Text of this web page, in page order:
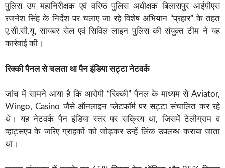
पुलिस उप महानिरीक्षक एवं वरिष्ठ पुलिस अधीक्षक बिलासपुर आईपीएस
रजनेश सिंह के निर्देश पर चलाए जा रहे विशेष अभियान “प्रहार” के तहत
ए.सी.सी.यू. सायबर सेल एवं सिविल लाइन पुलिस की संयुक्त टीम ने यह
कार्रवाई की।
रिक्की पैनल से चलता था पैन इंडिया सट्टा नेटवर्क
जांच में सामने आया है कि आरोपी “रिक्की” पैनल के माध्यम से Aviator,
Wingo, Casino जैसे ऑनलाइन प्लेटफॉर्म पर सट्टा संचालित कर रहे
थे। यह नेटवर्क पैन इंडिया स्तर पर सक्रिय था, जिसमें टेलीग्राम व
व्हाट्सएप के जरिए ग्राहकों को जोड़कर उन्हें लिंक उपलब्ध कराया जाता
था।